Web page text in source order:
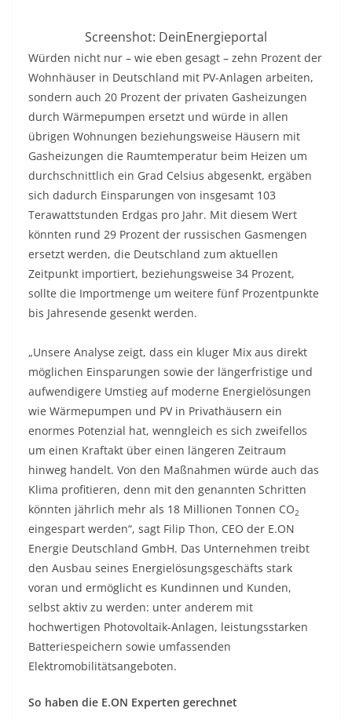
Screenshot: DeinEnergieportal
Würden nicht nur – wie eben gesagt – zehn Prozent der
Wohnhäuser in Deutschland mit PV-Anlagen arbeiten,
sondern auch 20 Prozent der privaten Gasheizungen
durch Wärmepumpen ersetzt und würde in allen
übrigen Wohnungen beziehungsweise Häusern mit
Gasheizungen die Raumtemperatur beim Heizen um
durchschnittlich ein Grad Celsius abgesenkt, ergäben
sich dadurch Einsparungen von insgesamt 103
Terawattstunden Erdgas pro Jahr. Mit diesem Wert
könnten rund 29 Prozent der russischen Gasmengen
ersetzt werden, die Deutschland zum aktuellen
Zeitpunkt importiert, beziehungsweise 34 Prozent,
sollte die Importmenge um weitere fünf Prozentpunkte
bis Jahresende gesenkt werden.
„Unsere Analyse zeigt, dass ein kluger Mix aus direkt
möglichen Einsparungen sowie der längerfristige und
aufwendigere Umstieg auf moderne Energielösungen
wie Wärmepumpen und PV in Privathäusern ein
enormes Potenzial hat, wenngleich es sich zweifellos
um einen Kraftakt über einen längeren Zeitraum
hinweg handelt. Von den Maßnahmen würde auch das
Klima profitieren, denn mit den genannten Schritten
könnten jährlich mehr als 18 Millionen Tonnen CO2
eingespart werden“, sagt Filip Thon, CEO der E.ON
Energie Deutschland GmbH. Das Unternehmen treibt
den Ausbau seines Energielösungsgeschäfts stark
voran und ermöglicht es Kundinnen und Kunden,
selbst aktiv zu werden: unter anderem mit
hochwertigen Photovoltaik-Anlagen, leistungsstarken
Batteriespeichern sowie umfassenden
Elektromobilitätsangeboten.
So haben die E.ON Experten gerechnet